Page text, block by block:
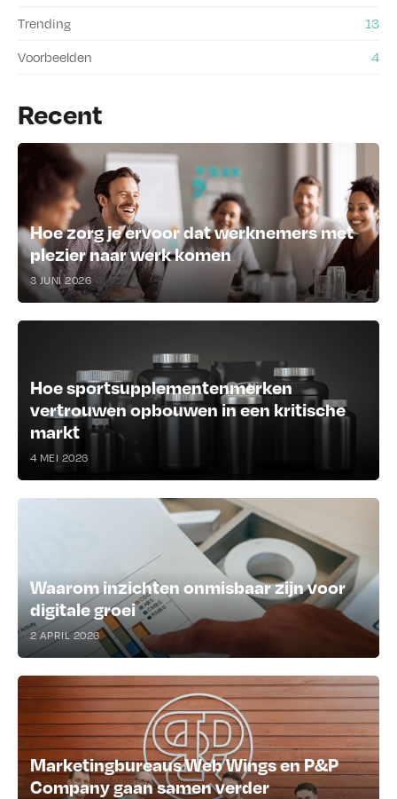
Trending
13
Voorbeelden
4
Recent
Hoe zorg je ervoor dat werknemers met
plezier naar werk komen
3 JUNI 2026
Hoe sportsupplementenmerken
vertrouwen opbouwen in een kritische
markt
4 MEI 2026
Waarom inzichten onmisbaar zijn voor
digitale groei
2 APRIL 2026
Marketingbureaus Web Wings en P&P
Company gaan samen verder